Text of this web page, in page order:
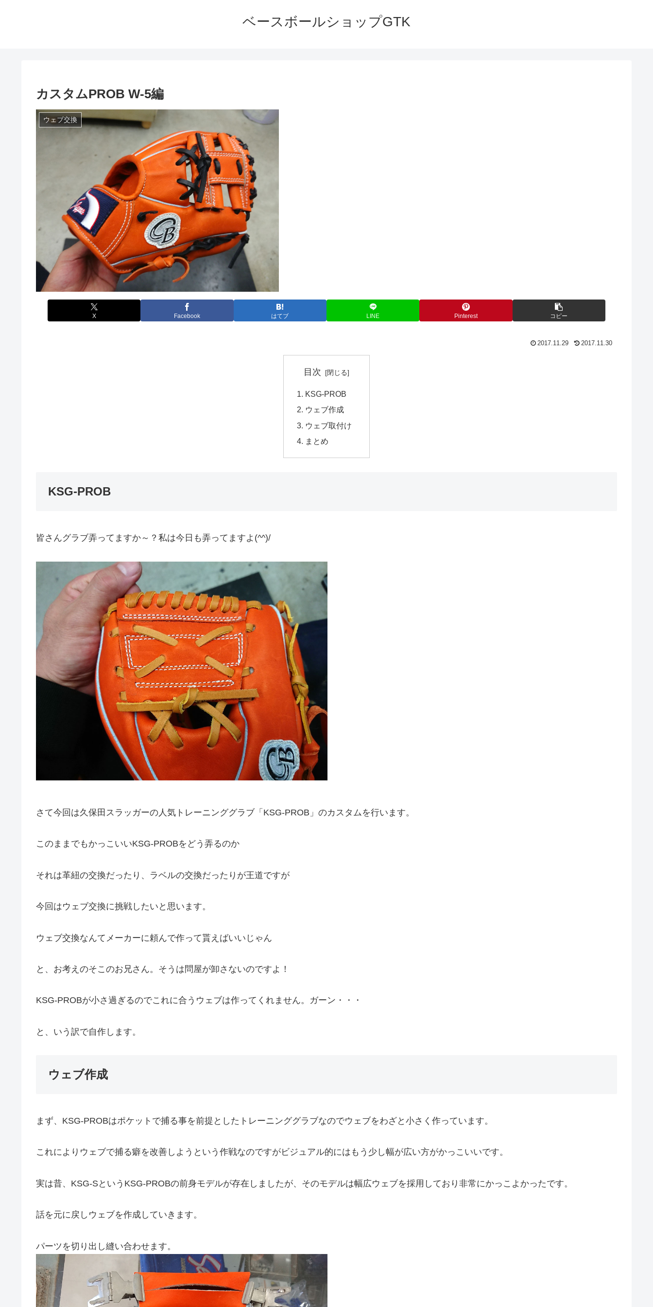
ベースボールショップGTK
カスタムPROB W-5編
ウェブ交換
X Facebook はてブ LINE Pinterest コピー
2017.11.29 2017.11.30
目次
KSG-PROB
ウェブ作成
ウェブ取付け
まとめ
KSG-PROB
皆さんグラブ弄ってますか～？私は今日も弄ってますよ(^^)/
さて今回は久保田スラッガーの人気トレーニンググラブ「KSG-PROB」のカスタムを行います。
このままでもかっこいいKSG-PROBをどう弄るのか
それは革紐の交換だったり、ラベルの交換だったりが王道ですが
今回はウェブ交換に挑戦したいと思います。
ウェブ交換なんてメーカーに頼んで作って貰えばいいじゃん
と、お考えのそこのお兄さん。そうは問屋が卸さないのですよ！
KSG-PROBが小さ過ぎるのでこれに合うウェブは作ってくれません。ガーン・・・
と、いう訳で自作します。
ウェブ作成
まず、KSG-PROBはポケットで捕る事を前提としたトレーニンググラブなのでウェブをわざと小さく作っています。
これによりウェブで捕る癖を改善しようという作戦なのですがビジュアル的にはもう少し幅が広い方がかっこいいです。
実は昔、KSG-SというKSG-PROBの前身モデルが存在しましたが、そのモデルは幅広ウェブを採用しており非常にかっこよかったです。
話を元に戻しウェブを作成していきます。
パーツを切り出し縫い合わせます。